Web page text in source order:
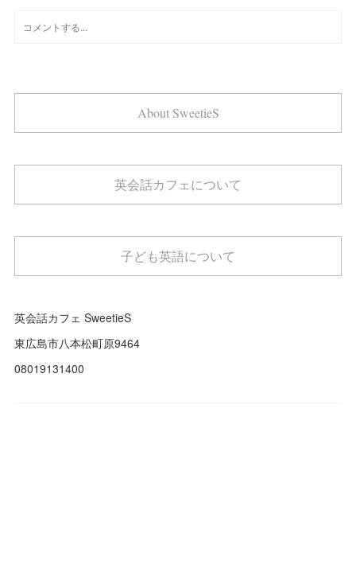
About SweetieS
英会話カフェについて
子ども英語について
英会話カフェ SweetieS
東広島市八本松町原9464
08019131400